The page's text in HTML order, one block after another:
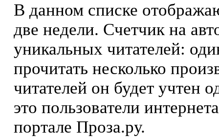
В данном списке
две недели. Счетчик на
уникальных читателей:
прочитать несколько
читателей он будет учтен
это пользователи
портале Проза.ру.